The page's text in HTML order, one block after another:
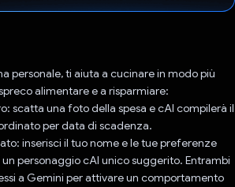
personale, ti aiuta a cucinare in modo più
alimentare e a risparmiare:
scatta una foto della spesa e cAI compilerà il
per data di scadenza.
inserisci il tuo nome e le tue preferenze
personaggio cAI unico suggerito. Entrambi
a Gemini per attivare un comportamento